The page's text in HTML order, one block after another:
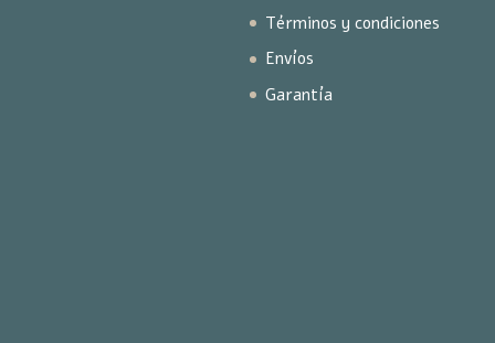
Términos y condiciones
Envíos
Garantía